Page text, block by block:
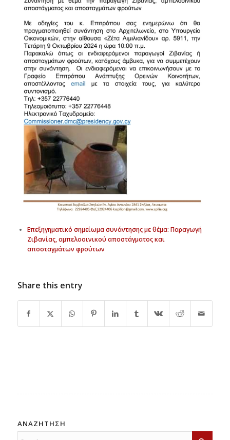
Επεξηγηματικό σημείωμα συνάντησης με θέμα: Παραγωγή
Ζιβανίας, αμπελοοινικού αποστάγματος και
αποσταγμάτων φρούτων
Share this entry
ΑΝΑΖΗΤΗΣΗ